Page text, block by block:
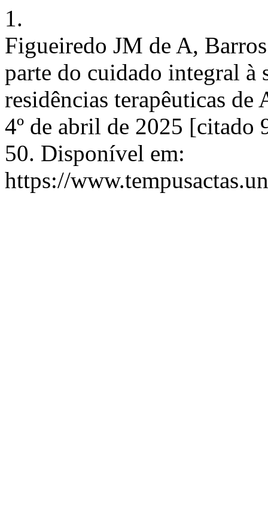
1.
Figueiredo JM de A,
parte do cuidado integral à
residências terapêuticas
4º de abril de 2025 [citado
50. Disponível em:
https://